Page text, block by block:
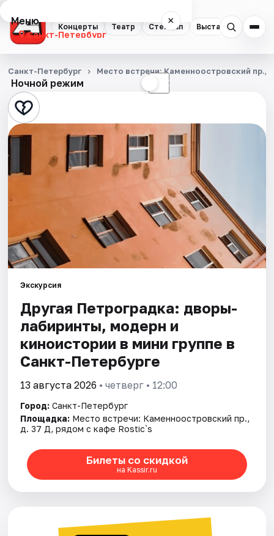
Концерты Театр Стендап Выставки
Меню ×
Санкт-Петербург
Концерты
Театр
Стендап
Квесты
Спорт
События
Города
Площадки
Артисты
Рейтинги
Ночной режим ☾
Санкт-Петербург Место встречи: Каменноостровский пр.,
Экскурсия
Другая Петроградка: дворы-
лабиринты, модерн и
киноистории в мини группе в
Санкт-Петербурге
13 августа 2026 • четверг • 12:00
Город: Санкт-Петербург
Площадка: Место встречи: Каменноостровский пр.,
д. 37 Д, рядом с кафе Rostic`s
Билеты со скидкой
на Kassir.ru